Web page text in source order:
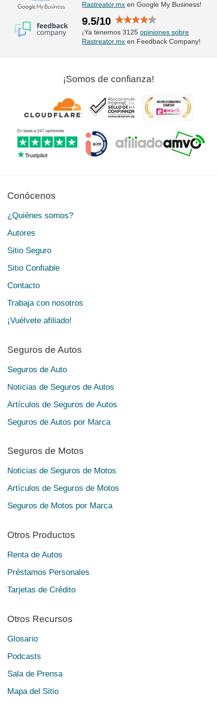
Rastreator.mx en Google My Business!
9.5/10
¡Ya tenemos 3125opiniones sobre
Rastreator.mx en Feedback Company!
¡Somos de confianza!
Conócenos
¿Quiénes somos?
Autores
Sitio Seguro
Sitio Confiable
Contacto
Trabaja con nosotros
¡Vuélvete afiliado!
Seguros de Autos
Seguros de Auto
Noticias de Seguros de Autos
Artículos de Seguros de Autos
Seguros de Autos por Marca
Seguros de Motos
Noticias de Seguros de Motos
Artículos de Seguros de Motos
Seguros de Motos por Marca
Otros Productos
Renta de Autos
Préstamos Personales
Tarjetas de Crédito
Otros Recursos
Glosario
Podcasts
Sala de Prensa
Mapa del Sitio